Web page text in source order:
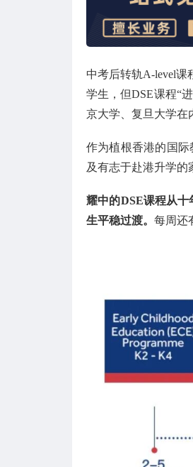
中考后转轨A-level
学生，但DSE课程“
京大学、复旦大学在
作为植根香港的国
及有志于赴港升学的
耀中的DSE课程从
生平稳过渡。 每周还